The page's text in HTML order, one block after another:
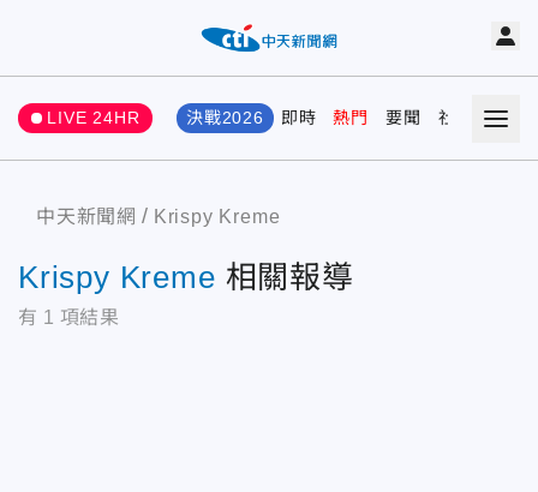
LIVE 24HR 決戰2026 即時 熱門 要聞 社會 娛樂
中天新聞網 Krispy Kreme
Krispy Kreme 相關報導
有 1 項結果